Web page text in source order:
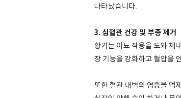
나타났습니다.
3. 심혈관 건강 및 부종 제거
황기는 이뇨 작용을 도와 체
장 기능을 강화하고 혈압을
또한 혈관 내벽의 염증을 억